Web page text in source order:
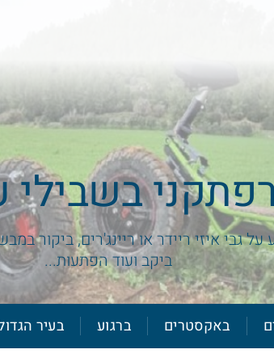
גבי איזי ריידר או ריינג'רים, ביקור
ביקב ועוד הפתעות...
באקסטרים ברגוע בעיר